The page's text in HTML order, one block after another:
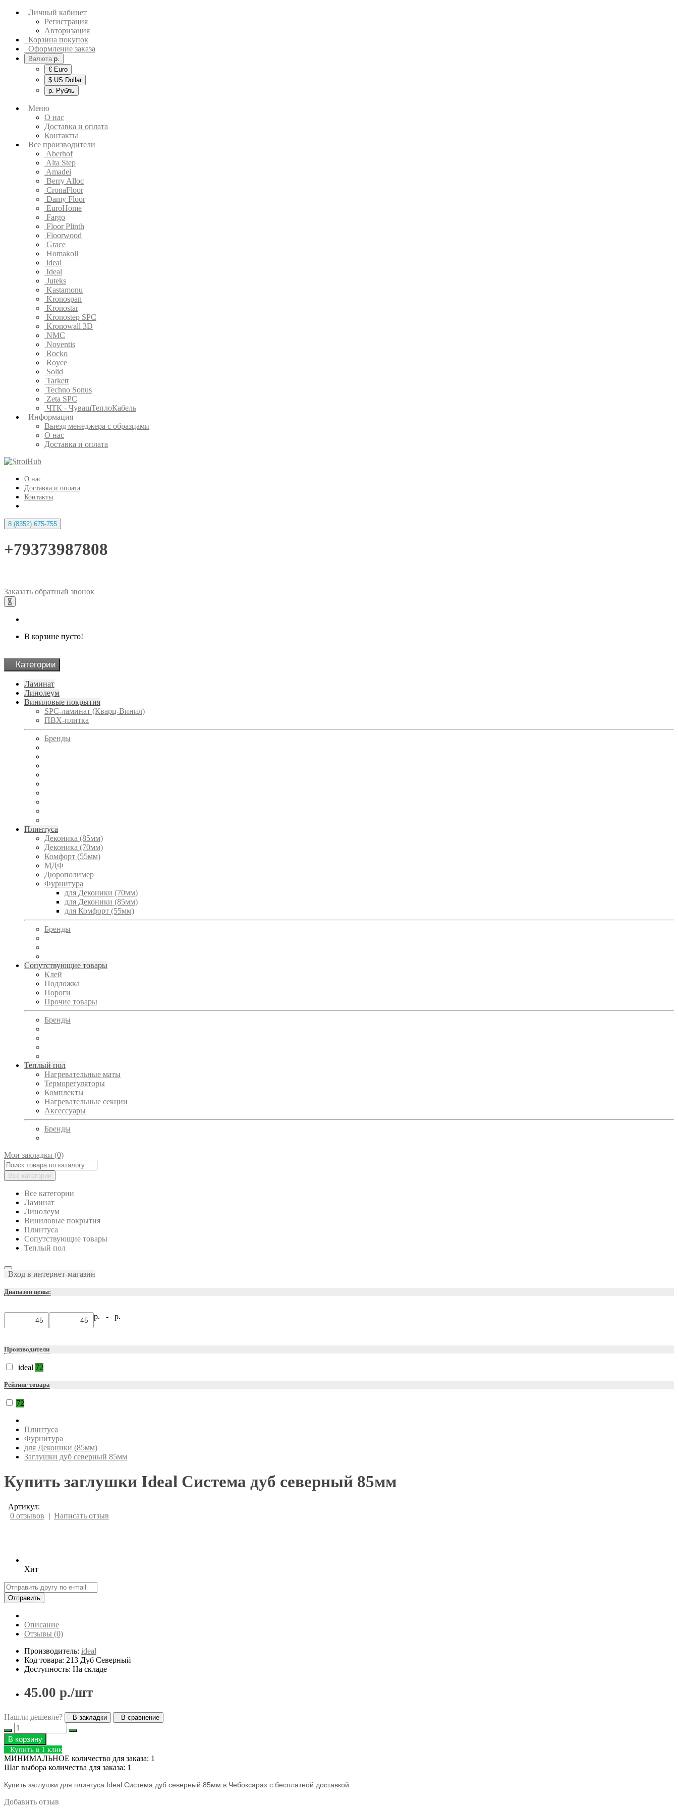
Личный кабинет
Регистрация
Авторизация
Корзина покупок
Оформление заказа
Валюта р.
€ Euro
$ US Dollar
р. Рубль
Меню
О нас
Доставка и оплата
Контакты
Все производители
Aberhof
Alta Step
Amadei
Berry Alloc
CronaFloor
Damy Floor
EuroHome
Fargo
Floor Plinth
Floorwood
Grace
Homakoll
ideal
Ideal
Juteks
Kastamonu
Kronospan
Kronostar
Kronostep SPC
Kronowall 3D
NMC
Noventis
Rocko
Royce
Solid
Tarkett
Techno Sonus
Zeta SPC
ЧТК - ЧувашТеплоКабель
Информация
Выезд менеджера с образцами
О нас
Доставка и оплата
О нас
Доставка и оплата
Контакты
8 (8352) 675-755
+79373987808
Заказать обратный звонок
0
В корзине пусто!
Категории
Ламинат
Линолеум
Виниловые покрытия
SPC-ламинат (Кварц-Винил)
ПВХ-плитка
Бренды
Плинтуса
Деконика (85мм)
Деконика (70мм)
Комфорт (55мм)
МДФ
Дюрополимер
Фурнитура
для Деконики (70мм)
для Деконики (85мм)
для Комфорт (55мм)
Бренды
Сопутствующие товары
Клей
Подложка
Пороги
Прочие товары
Бренды
Теплый пол
Нагревательные маты
Терморегуляторы
Комплекты
Нагревательные секции
Аксессуары
Бренды
Мои закладки (0)
Все категории
Все категории
Ламинат
Линолеум
Виниловые покрытия
Плинтуса
Сопутствующие товары
Теплый пол
Вход в интернет-магазин
Диапазон цены:
р. - р.
Производители
ideal 72
Рейтинг товара
72
Плинтуса
Фурнитура
для Деконики (85мм)
Заглушки дуб северный 85мм
Купить заглушки Ideal Система дуб северный 85мм
Артикул:
0 отзывов | Написать отзыв
Хит
Отправить
Описание
Отзывы (0)
Производитель: ideal
Код товара: 213 Дуб Северный
Доступность: На складе
45.00 р./шт
Нашли дешевле? В закладки В сравнение
В корзину
Купить в 1 клик
МИНИМАЛЬНОЕ количество для заказа: 1
Шаг выбора количества для заказа: 1
Купить заглушки для плинтуса Ideal Система дуб северный 85мм в Чебоксарах с бесплатной доставкой
Добавить отзыв